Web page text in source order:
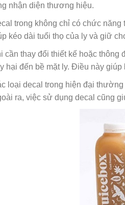
nhận diện thương hiệu.
trong không chỉ có chức
kéo dài tuổi thọ của ly và giữ
cần thay đổi thiết kế hoặc thông
hại đến bề mặt ly. Điều này
loại decal trong hiện đại
ra, việc sử dụng decal cũng